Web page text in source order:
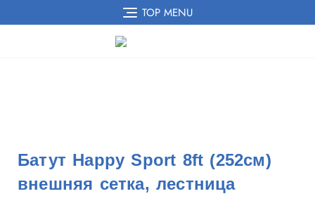
TOP MENU
Батут Happy Sport 8ft (252см)
внешняя сетка, лестница